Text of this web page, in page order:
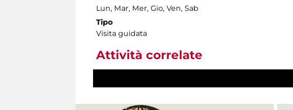
Lun, Mar, Mer, Gio, Ven, Sab
Tipo
Visita guidata
Attività correlate